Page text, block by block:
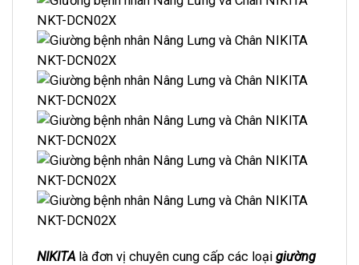
NIKITA là đơn vị chuyên cung cấp các loại giường